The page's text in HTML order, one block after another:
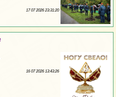
17 07 2026 23:31:20
16 07 2026 13:43:26